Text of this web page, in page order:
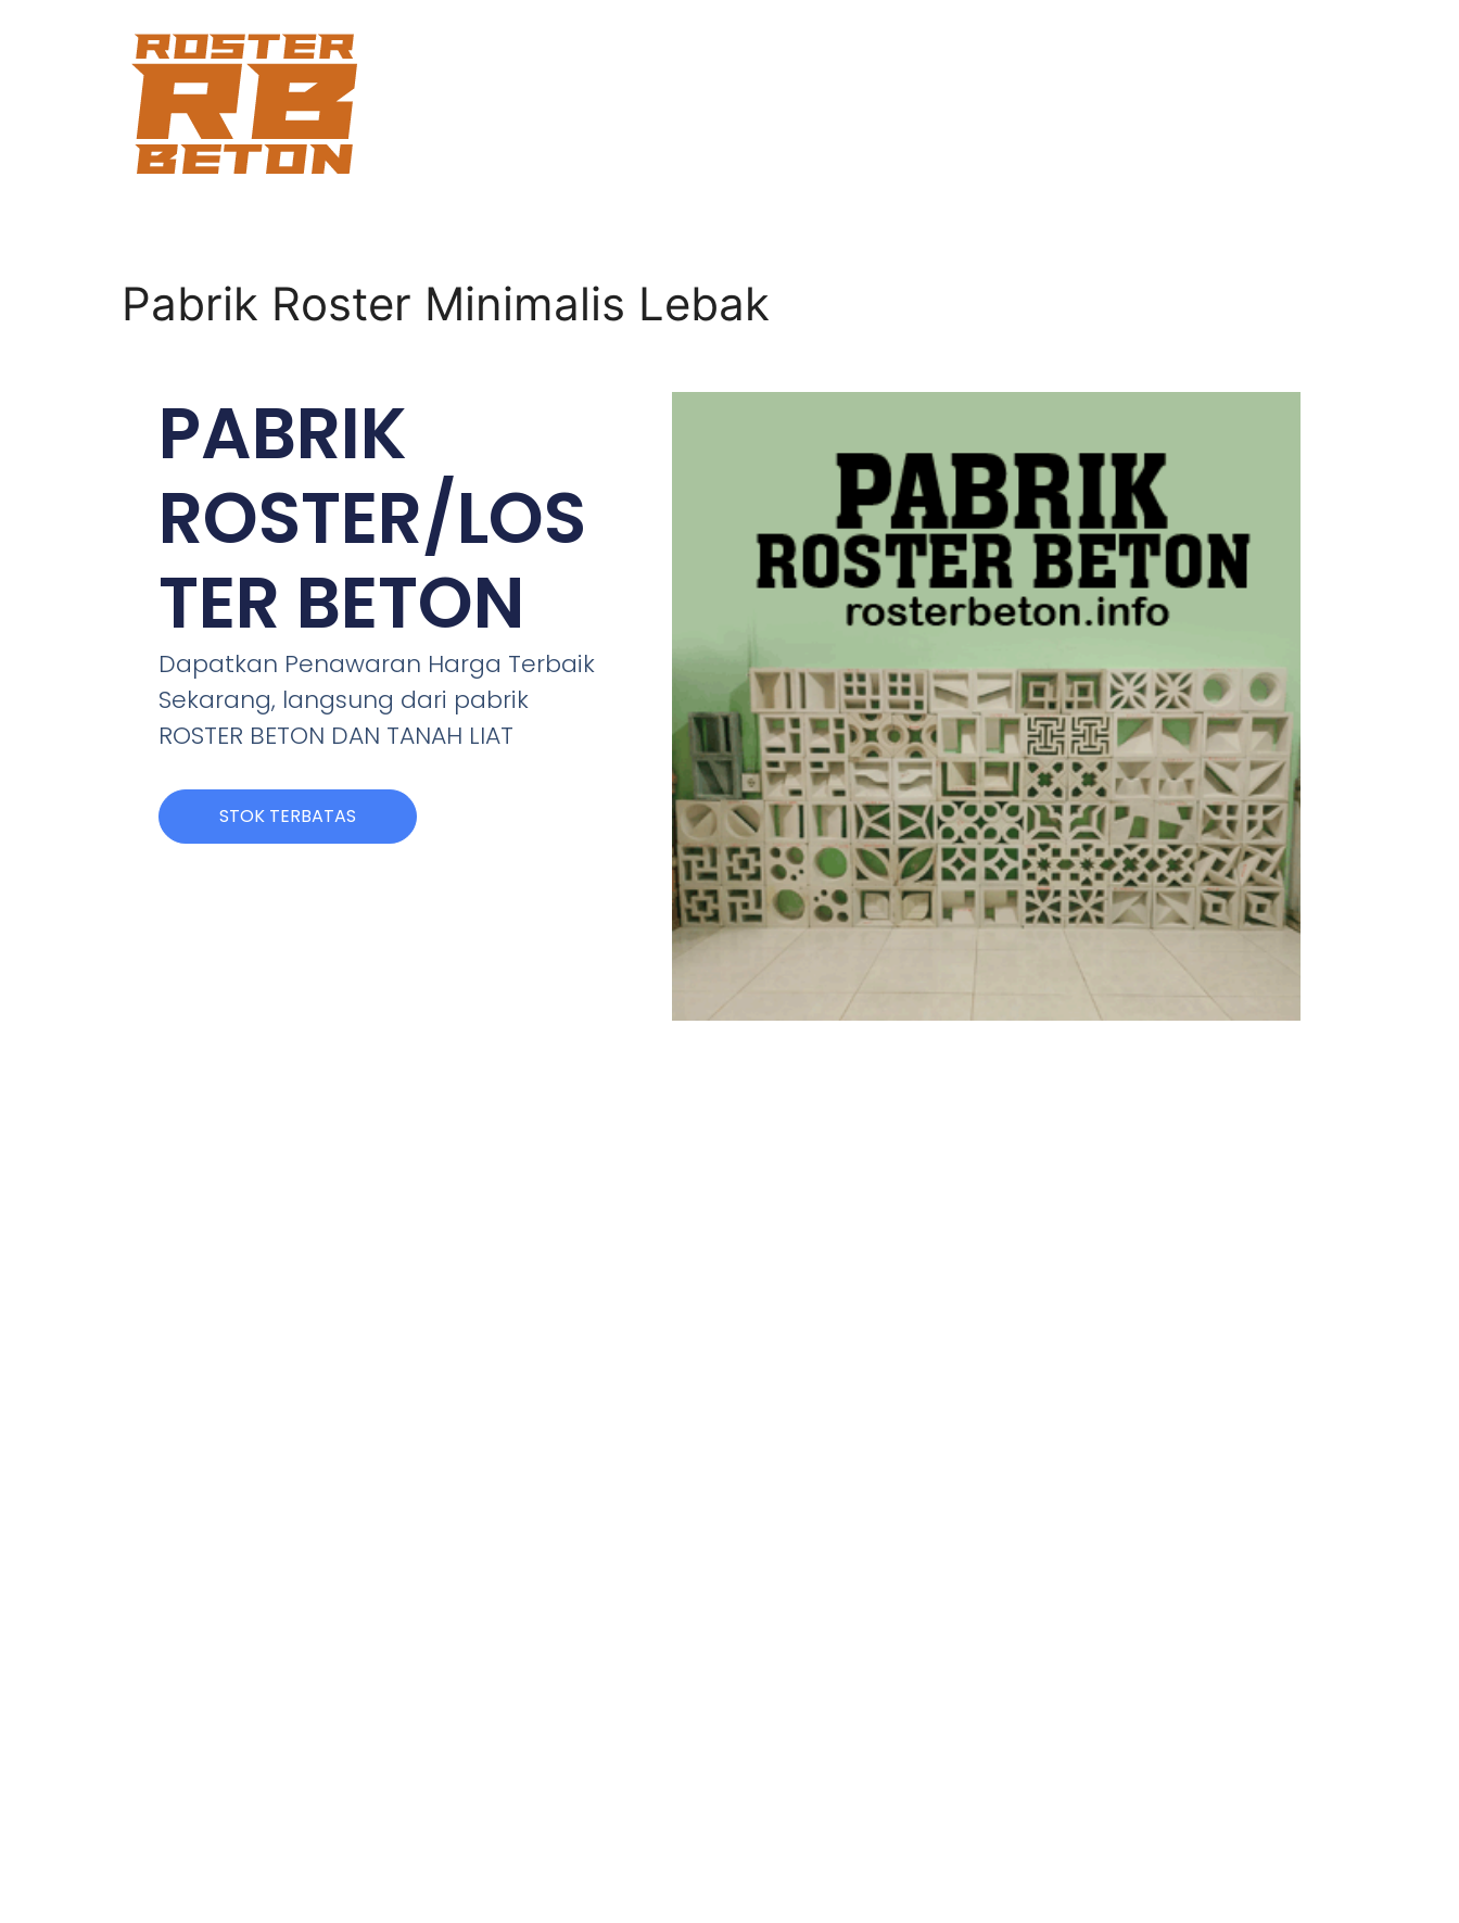
Pabrik Roster Minimalis Lebak
PABRIK
ROSTER/LOS
TER BETON
Dapatkan Penawaran Harga Terbaik
Sekarang, langsung dari pabrik
ROSTER BETON DAN TANAH LIAT
STOK TERBATAS